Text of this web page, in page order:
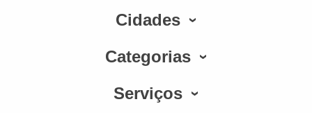
Cidades
Categorias
Serviços